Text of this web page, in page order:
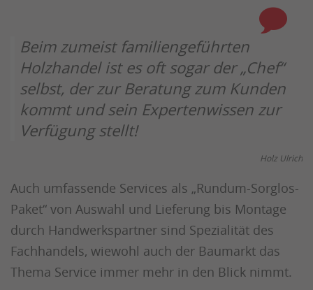
Beim zumeist familiengeführten
Holzhandel ist es oft sogar der „Chef“
selbst, der zur Beratung zum Kunden
kommt und sein Expertenwissen zur
Verfügung stellt!
Holz Ulrich
Auch umfassende Services als „Rundum-Sorglos-
Paket“ von Auswahl und Lieferung bis Montage
durch Handwerkspartner sind Spezialität des
Fachhandels, wiewohl auch der Baumarkt das
Thema Service immer mehr in den Blick nimmt.